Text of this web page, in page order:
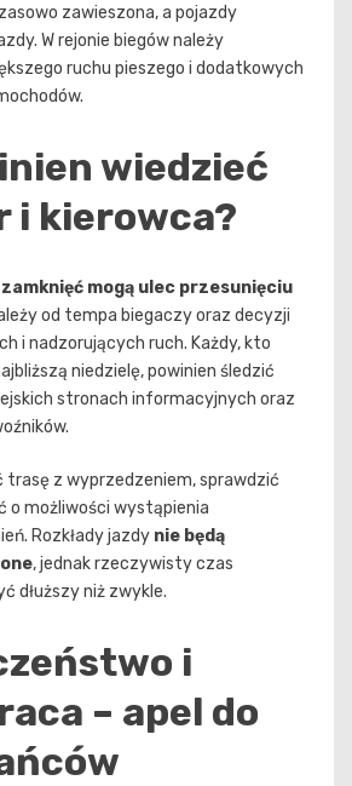
zawieszona, a pojazdy
W rejonie biegów należy
ruchu pieszego i dodatkowych
wiedzieć
i kierowca?
mogą ulec przesunięciu
od tempa biegaczy oraz decyzji
i nadzorujących ruch. Każdy, kto
niedzielę, powinien śledzić
stronach informacyjnych oraz
trasę z wyprzedzeniem, sprawdzić
o możliwości wystąpienia
Rozkłady jazdy nie będą
, jednak rzeczywisty czas
dłuższy niż zwykle.
i
– apel do